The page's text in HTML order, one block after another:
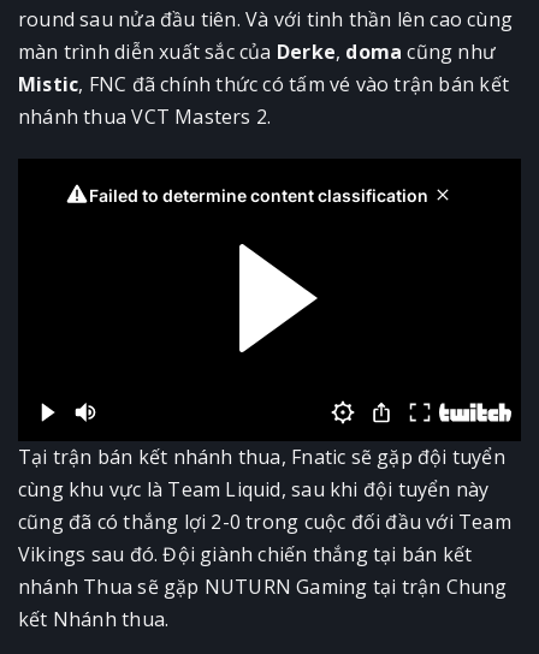
round sau nửa đầu tiên. Và với tinh thần lên cao cùng
màn trình diễn xuất sắc của Derke, domacũng như
Mistic, FNC đã chính thức có tấm vé vào trận bán kết
nhánh thua VCT Masters 2.
Tại trận bán kết nhánh thua, Fnatic sẽ gặp đội tuyển
cùng khu vực là Team Liquid, sau khi đội tuyển này
cũng đã có thắng lợi 2-0 trong cuộc đối đầu với Team
Vikings sau đó. Đội giành chiến thắng tại bán kết
nhánh Thua sẽ gặp NUTURN Gaming tại trận Chung
kết Nhánh thua.